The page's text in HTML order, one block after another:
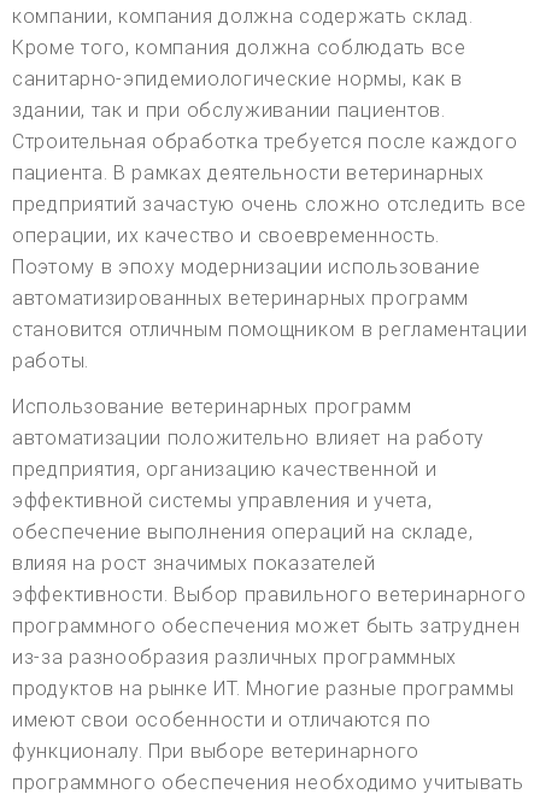
компании, компания должна содержать склад.
Кроме того, компания должна соблюдать все
санитарно-эпидемиологические нормы, как в
здании, так и при обслуживании пациентов.
Строительная обработка требуется после каждого
пациента. В рамках деятельности ветеринарных
предприятий зачастую очень сложно отследить все
операции, их качество и своевременность.
Поэтому в эпоху модернизации использование
автоматизированных ветеринарных программ
становится отличным помощником в регламентации
работы.
Использование ветеринарных программ
автоматизации положительно влияет на работу
предприятия, организацию качественной и
эффективной системы управления и учета,
обеспечение выполнения операций на складе,
влияя на рост значимых показателей
эффективности. Выбор правильного ветеринарного
программного обеспечения может быть затруднен
из-за разнообразия различных программных
продуктов на рынке ИТ. Многие разные программы
имеют свои особенности и отличаются по
функционалу. При выборе ветеринарного
программного обеспечения необходимо учитывать